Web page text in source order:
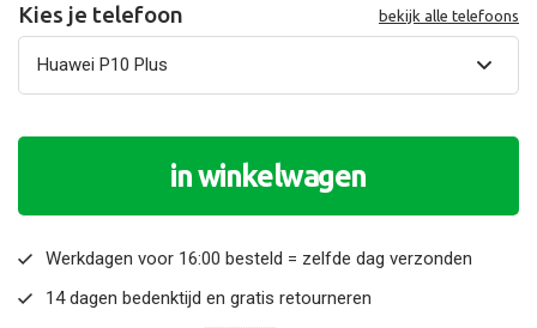
Kies je telefoon bekijk alle telefoons
in winkelwagen
Werkdagen voor 16:00 besteld = zelfde dag verzonden
14 dagen bedenktijd en gratis retourneren